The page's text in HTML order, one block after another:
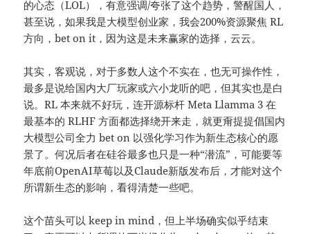
的心态（LOL），有意强调/夸张了这个趋势，警醒国人，
甚至说，如果我是大模型创业家，我会200%资源聚焦 RL
方向，bet on it，因为这是未来赢家的选择，云云。
其实，客观说，对于多数人这个不实在，也无可操作性，
最多是说给国内大厂玩家或六小龙听的吧，但其实也是白
说。RL 本来就不好玩，连开源标杆 Meta Llamma 3 在
最基本的 RLHF 方面都选择绕开来走，就更甭提提倡国内
大模型公司全力 bet on 以强化学习作为新生态核心的愿
景了。何况后者在硅谷最多也只是一种“潜流”，可能要等
年底前OpenAI草莓以及Claude新版发布后，才能对这个
所谓新生态的影响，看得清楚一些吧。
这个苗头可以 keep in mind，但上半场确实似乎结束